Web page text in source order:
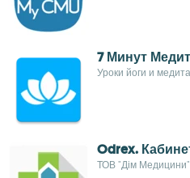
7 Минут
Уроки йоги и
Odrex.
ТОВ "Дім Медицини"